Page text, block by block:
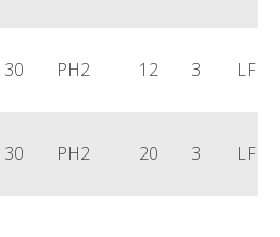
30 PH2 12 3
30 PH2 20 3